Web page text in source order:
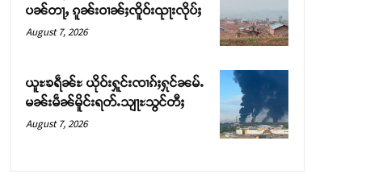
ပၼ်တႃႇ ၵူၼ်းဝၢၼ်ႈၸိူဝ်းၺႃးလိုပ်ႈ
August 7, 2026
ယူႊၶရဵၼ်ႊ ယိုဝ်းႁူင်းၸၢၵ်ႈႁုင်ၼမ်ႉ
မၼ်းမဵၼ်မိူင်းရတ်ႉသျႃႊသွင်တီႈ
August 7, 2026